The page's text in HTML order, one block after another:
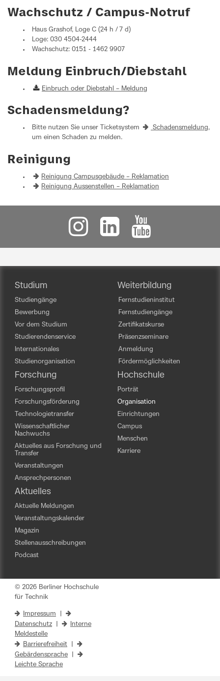
Wachschutz / Campus-Notruf
Haus Grashof, Loge C (24 h / 7 d)
Loge: 030 4504-2444
Wachschutz: 0151 - 1462 9907
Meldung Einbruch/Diebstahl
Einbruch oder Diebstahl – Meldung
Schadensmeldung?
Bitte nutzen Sie unser Ticketsystem Schadensmeldung,
um einen Schaden zu melden.
Reinigung
Reinigung Campusgebäude – Reklamation
Reinigung Aussenstellen – Reklamation
Studium
Studiengänge
Bewerbung
Vor dem Studium
Studierendenservice
Internationales
Studienorganisation
Weiterbildung
Fernstudieninstitut
Fernstudiengänge
Zertifikatskurse
Präsenzseminare
Anmeldung
Fördermöglichkeiten
Forschung
Forschungsprofil
Forschungsförderung
Technologietransfer
Wissenschaftlicher
Nachwuchs
Aktuelles aus Forschung und
Transfer
Veranstaltungen
Ansprechpersonen
Hochschule
Porträt
Organisation
Einrichtungen
Campus
Menschen
Karriere
Aktuelles
Aktuelle Meldungen
Veranstaltungskalender
Magazin
Stellenausschreibungen
Podcast
© 2026 Berliner Hochschule
für Technik
Impressum
Datenschutz
Interne
Meldestelle
Barrierefreiheit
Gebärdensprache
Leichte Sprache